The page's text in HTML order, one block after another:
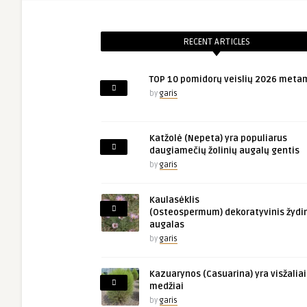
RECENT ARTICLES
TOP 10 pomidorų veislių 2026
by garis
Katžolė (Nepeta) yra populiarus
daugiamečių žolinių augalų gentis
by garis
Kaulasėklis
(Osteospermum) dekoratyvinis
augalas
by garis
Kazuarynos (Casuarina) yra visžaliai
medžiai
by garis